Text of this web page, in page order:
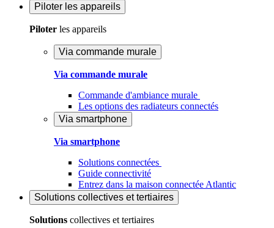
Piloter les appareils
Piloter les appareils
Via commande murale
Via commande murale
Commande d'ambiance murale
Les options des radiateurs connectés
Via smartphone
Via smartphone
Solutions connectées
Guide connectivité
Entrez dans la maison connectée Atlantic
Solutions collectives et tertiaires
Solutions collectives et tertiaires